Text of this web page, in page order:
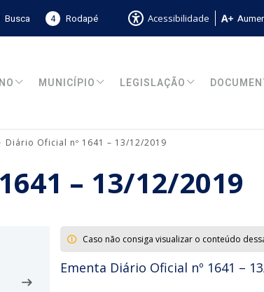
Busca 4 Rodapé Acessibilidade
MUNICÍPIO LEGISLAÇÃO
Diário Oficial nº 1641 – 13/12/2019
– 13/12/2019
Caso não consiga visualizar o conteúdo
Ementa Diário Oficial nº 1641 –